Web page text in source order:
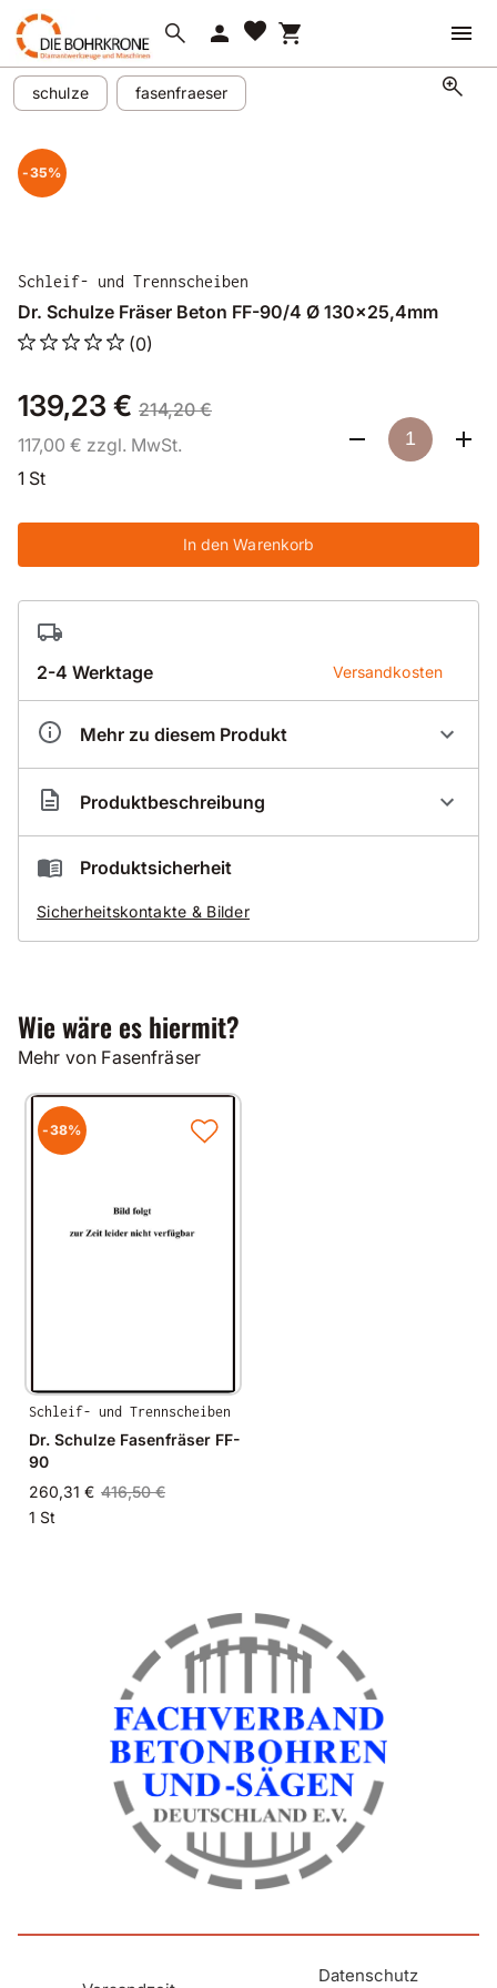
search person favorite shopping_cart
schulze fasenfraeser
-35%
zoom_in
Schleif- und Trennscheiben
Dr. Schulze Fräser Beton FF-90/4 Ø 130x25,4mm
(0)
139,23 € 214,20 €
117,00 € zzgl. MwSt.
1 St
In den Warenkorb
2-4 Werktage Versandkosten
Mehr zu diesem Produkt
Artikelnummer DS000012
Produktbeschreibung
Produktsicherheit
Sicherheitskontakte & Bilder
Wie wäre es hiermit?
Mehr von Fasenfräser
-38%
Schleif- und Trennscheiben
Dr. Schulze Fasenfräser FF-
90
260,31 € 416,50 €
1 St
Datenschutz